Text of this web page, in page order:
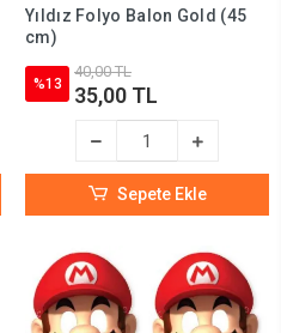
Yıldız Folyo Balon Gold (45
cm)
%13
40,00 TL
35,00 TL
Sepete Ekle